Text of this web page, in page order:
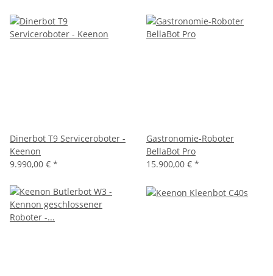
Dinerbot T9 Serviceroboter -
Keenon
9.990,00 € *
Gastronomie-Roboter
BellaBot Pro
15.900,00 € *